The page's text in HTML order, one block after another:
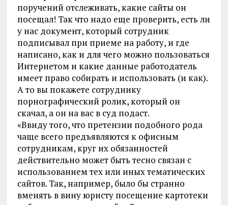
поручений отслеживать, какие сайты он
посещал! Так что надо еще проверить, есть ли
у нас документ, который сотрудник
подписывал при приеме на работу, и где
написано, как и для чего можно пользоваться
Интернетом и какие данные работодатель
имеет право собирать и использовать (и как).
А то вы покажете сотруднику
порнографический ролик, который он
скачал, а он на вас в суд подаст.
«Ввиду того, что претензии подобного рода
чаще всего предъявляются к офисным
сотрудникам, круг их обязанностей
действительно может быть тесно связан с
использованием тех или иных тематических
сайтов. Так, например, было бы странно
вменять в вину юристу посещение картотеки